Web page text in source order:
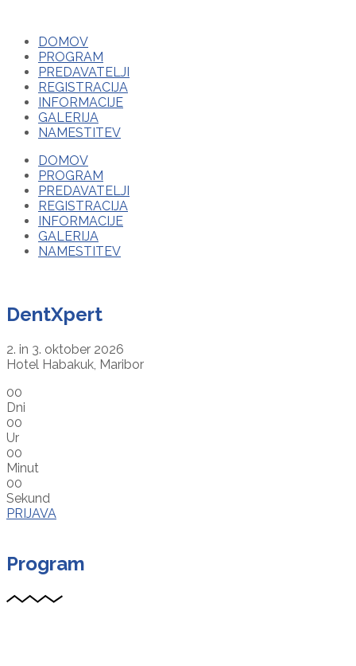
DOMOV
PROGRAM
PREDAVATELJI
REGISTRACIJA
INFORMACIJE
GALERIJA
NAMESTITEV
DOMOV
PROGRAM
PREDAVATELJI
REGISTRACIJA
INFORMACIJE
GALERIJA
NAMESTITEV
DentXpert
2. in 3. oktober 2026
Hotel Habakuk, Maribor
00
Dni
00
Ur
00
Minut
00
Sekund
PRIJAVA
Program